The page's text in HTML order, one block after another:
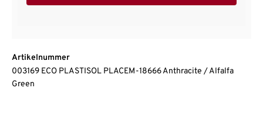
Artikelnummer
003169 ECO PLASTISOL PLACEM-18666 Anthracite / Alfalfa
Green